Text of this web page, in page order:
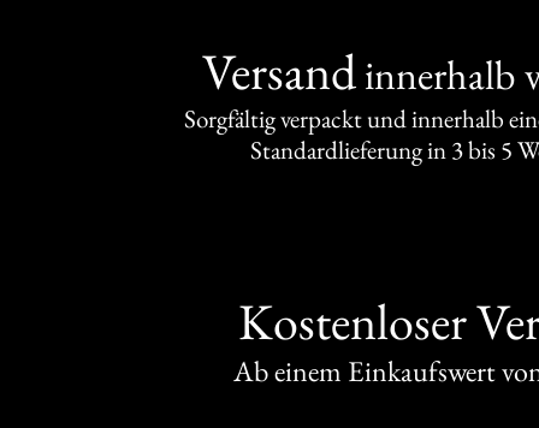
Versandinnerhalb
Sorgfältig verpackt und innerhalb
Standardlieferung in 3 bis 5
Kostenloser
Ab einem Einkaufswert